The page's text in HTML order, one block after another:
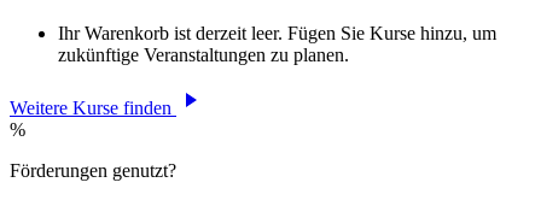
Ihr Warenkorb ist derzeit leer. Fügen Sie Kurse hinzu, um
zukünftige Veranstaltungen zu planen.
Weitere Kurse finden
%
Förderungen genutzt?